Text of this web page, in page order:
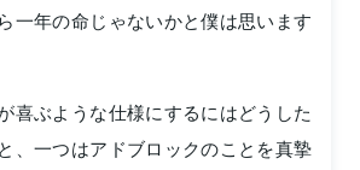
一年の命じゃないかと僕は思います
喜ぶような仕様にするにはどうした
、一つはアドブロックのことを真摯